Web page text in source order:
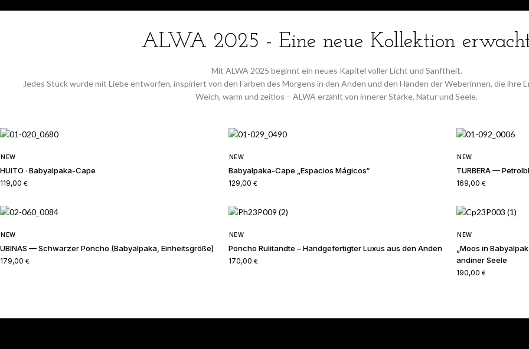
ALWA 2025 - Eine neue Kollektion
Mit ALWA 2025 beginnt ein neues Kapitel voller Licht und Sanftheit.
Jedes Stück wurde mit Liebe entworfen, inspiriert von den Farben des Morgens in den Anden und den Händen der Weberinnen, die ihre
Weich, warm und zeitlos – ALWA erzählt von innerer Stärke, Natur und Seele.
NEW
HUITO · Babyalpaka-Cape
119,00 €
NEW
Babyalpaka-Cape „Espacios Mágicos“
129,00 €
NEW
TURBERA —
169,00€
NEW
UBINAS — Schwarzer Poncho (Babyalpaka, Einheitsgröße)
179,00 €
NEW
Poncho Rulitandte – Handgefertigter Luxus aus den Anden
170,00 €
NEW
„Moos in
andiner Seele
190,00€